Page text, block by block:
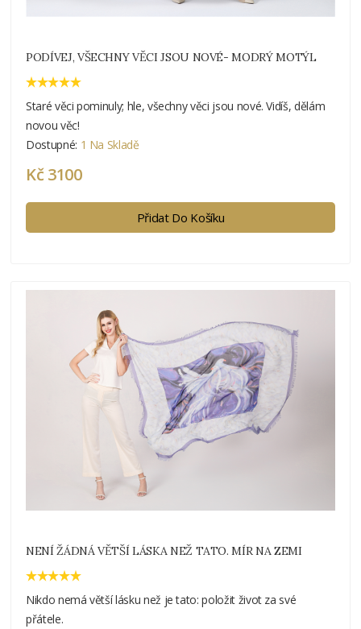
PODÍVEJ, VŠECHNY VĚCI JSOU NOVÉ- MODRÝ MOTÝL
Staré věci pominuly; hle, všechny věci jsou nové. Vidíš, dělám
novou věc!
Dostupné: 1 Na Skladě
Kč 3100
Přidat Do Košíku
NENÍ ŽÁDNÁ VĚTŠÍ LÁSKA NEŽ TATO. MÍR NA ZEMI
Nikdo nemá větší lásku než je tato: položit život za své
přátele.